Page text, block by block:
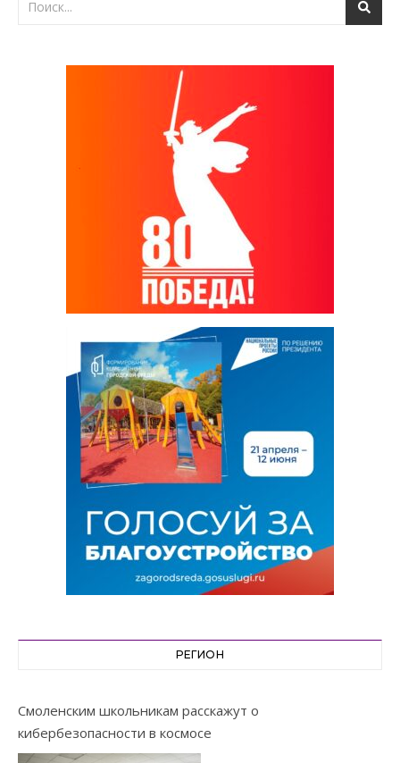
РЕГИОН
Смоленским школьникам расскажут о
кибербезопасности в космосе